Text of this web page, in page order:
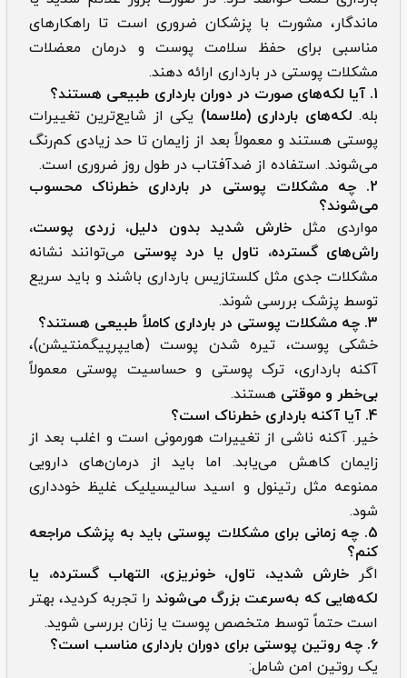
ماندگار، مشورت با پزشکان ضروری است تا راهکارهای
مناسبی برای حفظ سلامت پوست و درمان معضلات
مشکلات پوستی در بارداری ارائه دهند.
1. آیا لکه‌های صورت در دوران بارداری طبیعی هستند؟
بله. لکه‌های بارداری (ملاسما) یکی از شایع‌ترین تغییرات
پوستی هستند و معمولاً بعد از زایمان تا حد زیادی کم‌رنگ
می‌شوند. استفاده از ضدآفتاب در طول روز ضروری است.
2. چه مشکلات پوستی در بارداری خطرناک محسوب
می‌شوند؟
مواردی مثل خارش شدید بدون دلیل، زردی پوست،
راش‌های گسترده، تاول یا درد پوستی می‌توانند نشانه
مشکلات جدی مثل کلستازیس بارداری باشند و باید سریع
توسط پزشک بررسی شوند.
3. چه مشکلات پوستی در بارداری کاملاً طبیعی هستند؟
خشکی پوست، تیره شدن پوست (هایپرپیگمنتیشن)،
آکنه بارداری، ترک پوستی و حساسیت پوستی معمولاً
بی‌خطر و موقتی هستند.
4. آیا آکنه بارداری خطرناک است؟
خیر. آکنه ناشی از تغییرات هورمونی است و اغلب بعد از
زایمان کاهش می‌یابد. اما باید از درمان‌های دارویی
ممنوعه مثل رتینول و اسید سالیسیلیک غلیظ خودداری
شود.
5. چه زمانی برای مشکلات پوستی باید به پزشک مراجعه
کنم؟
اگر خارش شدید، تاول، خونریزی، التهاب گسترده، یا
لکه‌هایی که به‌سرعت بزرگ می‌شوند را تجربه کردید، بهتر
است حتماً توسط متخصص پوست یا زنان بررسی شوید.
6. چه روتین پوستی برای دوران بارداری مناسب است؟
یک روتین امن شامل: